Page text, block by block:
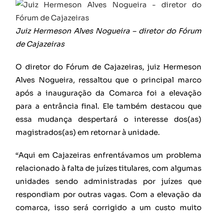
Juiz Hermeson Alves Nogueira – diretor do Fórum
de Cajazeiras
O diretor do Fórum de Cajazeiras, juiz Hermeson
Alves Nogueira, ressaltou que o principal marco
após a inauguração da Comarca foi a elevação
para a entrância final. Ele também destacou que
essa mudança despertará o interesse dos(as)
magistrados(as) em retornar à unidade.
“Aqui em Cajazeiras enfrentávamos um problema
relacionado à falta de juízes titulares, com algumas
unidades sendo administradas por juízes que
respondiam por outras vagas. Com a elevação da
comarca, isso será corrigido a um custo muito